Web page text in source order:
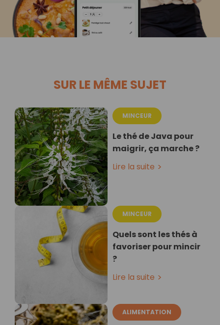
SUR LE MÊME SUJET
MINCEUR
Le thé de Java pour
maigrir, ça marche ?
Lire la suite
MINCEUR
Quels sont les thés à
favoriser pour mincir
?
Lire la suite
ALIMENTATION